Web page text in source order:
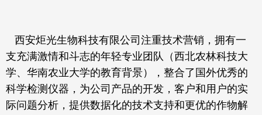
西安炬光生物科技有限公司注重技术营销，拥有一
支充满激情和斗志的年轻专业团队（西北农林科技大
学、华南农业大学的教育背景），整合了国外优秀的
科学检测仪器，为公司产品的开发，客户和用户的实
际问题分析，提供数据化的技术支持和更优的作物解